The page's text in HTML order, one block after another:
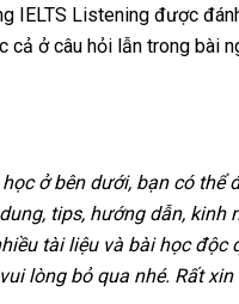
IELTS Listening được
cả ở câu hỏi lẫn trong bài
ở bên dưới, bạn có
tips, hướng dẫn, kinh
tài liệu và bài học
lòng bỏ qua nhé. Rất